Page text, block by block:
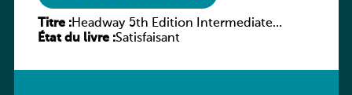
Titre :Headway 5th Edition Intermediate
Workbook without key
État du livre :Satisfaisant